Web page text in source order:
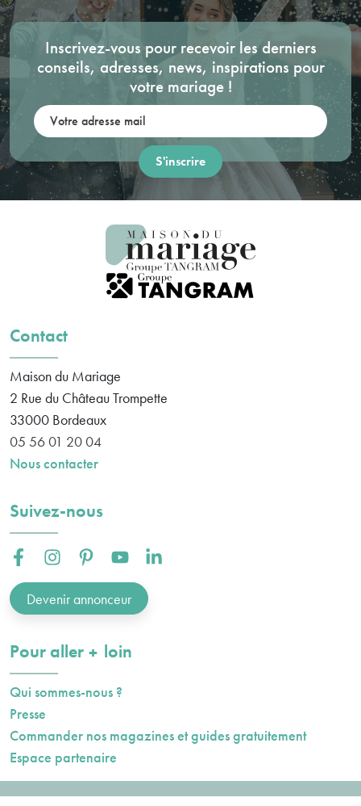
Inscrivez-vous pour recevoir les derniers
conseils, adresses, news, inspirations pour
votre mariage !
Contact
Maison du Mariage
2 Rue du Château Trompette
33000 Bordeaux
05 56 01 20 04
Nous contacter
Suivez-nous
Facebook :Instagram :Pinterest :Youtube :Linkedin :
Devenir annonceur
Pour aller plusloin
Qui sommes-nous ?
Presse
Commander nos magazines et guides gratuitement
Espace partenaire